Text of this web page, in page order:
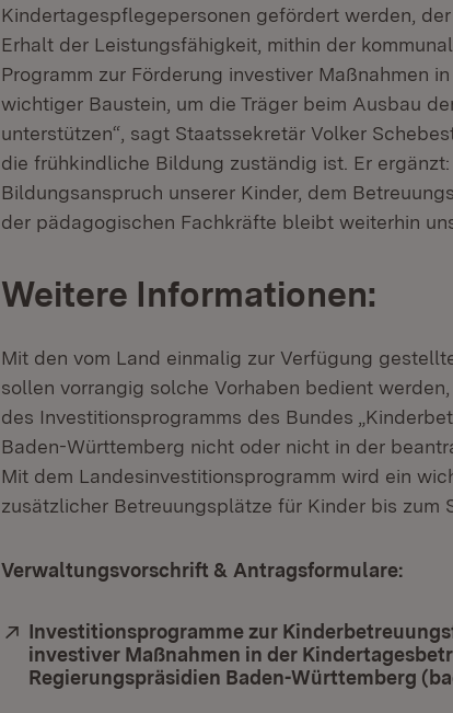
Kindertagespflegepersonen gefördert werden,
Erhalt der Leistungsfähigkeit, mithin der
Programm zur Förderung investiver Maßnahmen
wichtiger Baustein, um die Träger beim Ausbau
unterstützen“, sagt Staatssekretär Volker
die frühkindliche Bildung zuständig ist. Er
Bildungsanspruch unserer Kinder, dem
der pädagogischen Fachkräfte bleibt weiterhin
Weitere Informationen:
Mit den vom Land einmalig zur Verfügung
sollen vorrangig solche Vorhaben bedient
des Investitionsprogramms des Bundes
Baden-Württemberg nicht oder nicht in der
Mit dem Landesinvestitionsprogramm wird ein
zusätzlicher Betreuungsplätze für Kinder bis zum
Verwaltungsvorschrift & Antragsformulare:
Extern:
Investitionsprogramme zur
investiver Maßnahmen in der
Regierungspräsidien Baden-Württemberg